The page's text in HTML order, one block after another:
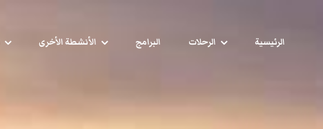
الرئيسية الرحلات البرامج الأنشطة الأخرى